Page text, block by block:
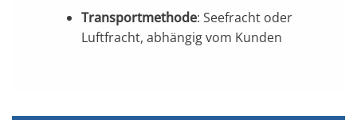
Transportmethode: Seefracht oder
Luftfracht, abhängig vom Kunden